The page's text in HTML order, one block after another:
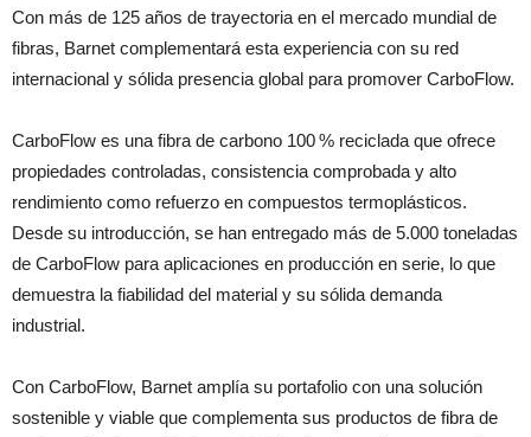
Con más de 125 años de trayectoria en el mercado mundial de
fibras, Barnet complementará esta experiencia con su red
internacional y sólida presencia global para promover CarboFlow.
CarboFlow es una fibra de carbono 100 % reciclada que ofrece
propiedades controladas, consistencia comprobada y alto
rendimiento como refuerzo en compuestos termoplásticos.
Desde su introducción, se han entregado más de 5.000 toneladas
de CarboFlow para aplicaciones en producción en serie, lo que
demuestra la fiabilidad del material y su sólida demanda
industrial.
Con CarboFlow, Barnet amplía su portafolio con una solución
sostenible y viable que complementa sus productos de fibra de